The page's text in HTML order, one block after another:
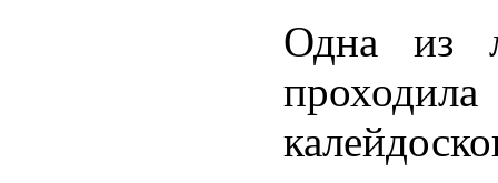
Одна из